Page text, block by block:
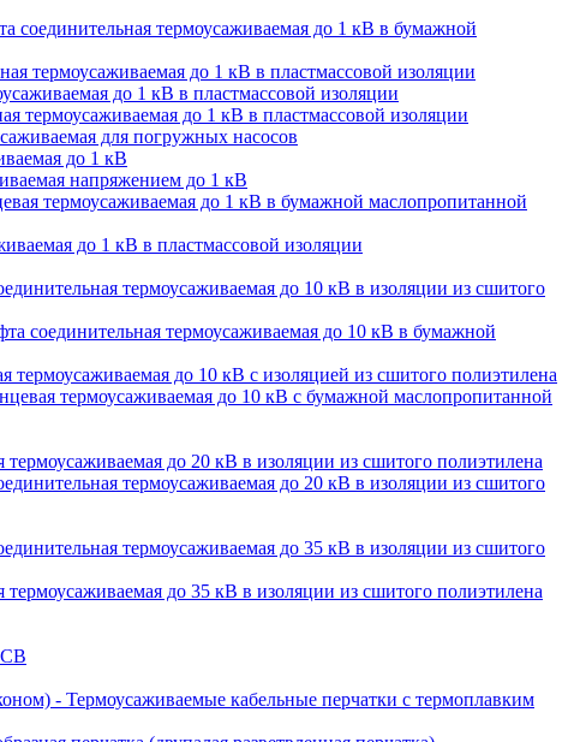
соединительная термоусаживаемая до 1 кВ в бумажной
термоусаживаемая до 1 кВ в пластмассовой изоляции
до 1 кВ в пластмассовой изоляции
термоусаживаемая до 1 кВ в пластмассовой изоляции
для погружных насосов
до 1 кВ
напряжением до 1 кВ
термоусаживаемая до 1 кВ в бумажной маслопропитанной
до 1 кВ в пластмассовой изоляции
термоусаживаемая до 10 кВ в изоляции из сшитого
соединительная термоусаживаемая до 10 кВ в бумажной
термоусаживаемая до 10 кВ с изоляцией из сшитого полиэтилена
термоусаживаемая до 10 кВ с бумажной маслопропитанной
термоусаживаемая до 20 кВ в изоляции из сшитого полиэтилена
термоусаживаемая до 20 кВ в изоляции из сшитого
термоусаживаемая до 35 кВ в изоляции из сшитого
термоусаживаемая до 35 кВ в изоляции из сшитого полиэтилена
- Термоусаживаемые кабельные перчатки с термоплавким